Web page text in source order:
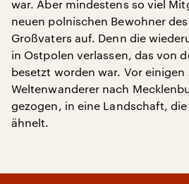
war. Aber mindestens so viel
neuen polnischen Bewohner
Großvaters auf. Denn die
in Ostpolen verlassen, das von
besetzt worden war. Vor einigen
Weltenwanderer nach
gezogen, in eine Landschaft,
ähnelt.